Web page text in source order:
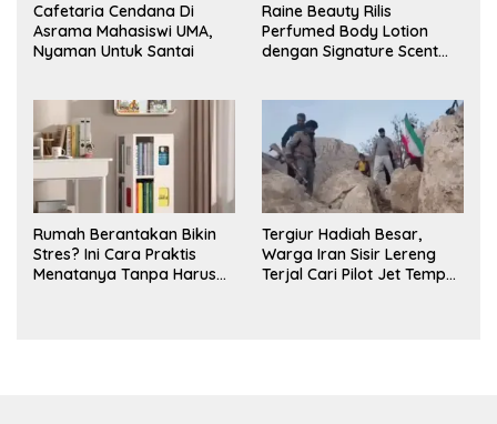
Cafetaria Cendana Di
Asrama Mahasiswi UMA,
Nyaman Untuk Santai
Raine Beauty Rilis
Perfumed Body Lotion
dengan Signature Scent
Rumah Berantakan Bikin
Stres? Ini Cara Praktis
Menatanya Tanpa Harus
Tergiur Hadiah Besar,
Warga Iran Sisir Lereng
Terjal Cari Pilot Jet Tempur